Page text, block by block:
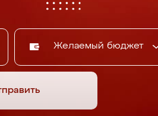
Желаемый бюджет